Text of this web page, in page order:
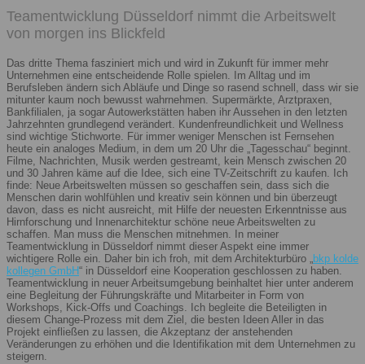
Teamentwicklung Düsseldorf nimmt die Arbeitswelt
von morgen ins Blickfeld
Das dritte Thema fasziniert mich und wird in Zukunft für immer mehr
Unternehmen eine entscheidende Rolle spielen. Im Alltag und im
Berufsleben ändern sich Abläufe und Dinge so rasend schnell, dass wir sie
mitunter kaum noch bewusst wahrnehmen. Supermärkte, Arztpraxen,
Bankfilialen, ja sogar Autowerkstätten haben ihr Aussehen in den letzten
Jahrzehnten grundlegend verändert. Kundenfreundlichkeit und Wellness
sind wichtige Stichworte. Für immer weniger Menschen ist Fernsehen
heute ein analoges Medium, in dem um 20 Uhr die „Tagesschau“ beginnt.
Filme, Nachrichten, Musik werden gestreamt, kein Mensch zwischen 20
und 30 Jahren käme auf die Idee, sich eine TV-Zeitschrift zu kaufen. Ich
finde: Neue Arbeitswelten müssen so geschaffen sein, dass sich die
Menschen darin wohlfühlen und kreativ sein können und bin überzeugt
davon, dass es nicht ausreicht, mit Hilfe der neuesten Erkenntnisse aus
Hirnforschung und Innenarchitektur schöne neue Arbeitswelten zu
schaffen. Man muss die Menschen mitnehmen. In meiner
Teamentwicklung in Düsseldorf nimmt dieser Aspekt eine immer
wichtigere Rolle ein. Daher bin ich froh, mit dem Architekturbüro „bkp kolde
kollegen GmbH“ in Düsseldorf eine Kooperation geschlossen zu haben.
Teamentwicklung in neuer Arbeitsumgebung beinhaltet hier unter anderem
eine Begleitung der Führungskräfte und Mitarbeiter in Form von
Workshops, Kick-Offs und Coachings. Ich begleite die Beteiligten in
diesem Change-Prozess mit dem Ziel, die besten Ideen Aller in das
Projekt einfließen zu lassen, die Akzeptanz der anstehenden
Veränderungen zu erhöhen und die Identifikation mit dem Unternehmen zu
steigern.